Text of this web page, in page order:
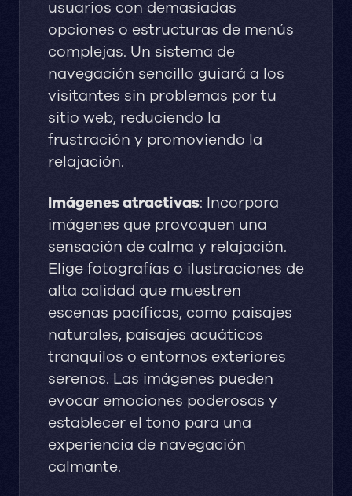
usuarios con demasiadas
opciones o estructuras de menús
complejas. Un sistema de
navegación sencillo guiará a los
visitantes sin problemas por tu
sitio web, reduciendo la
frustración y promoviendo la
relajación.
Imágenes atractivas: Incorpora
imágenes que provoquen una
sensación de calma y relajación.
Elige fotografías o ilustraciones de
alta calidad que muestren
escenas pacíficas, como paisajes
naturales, paisajes acuáticos
tranquilos o entornos exteriores
serenos. Las imágenes pueden
evocar emociones poderosas y
establecer el tono para una
experiencia de navegación
calmante.